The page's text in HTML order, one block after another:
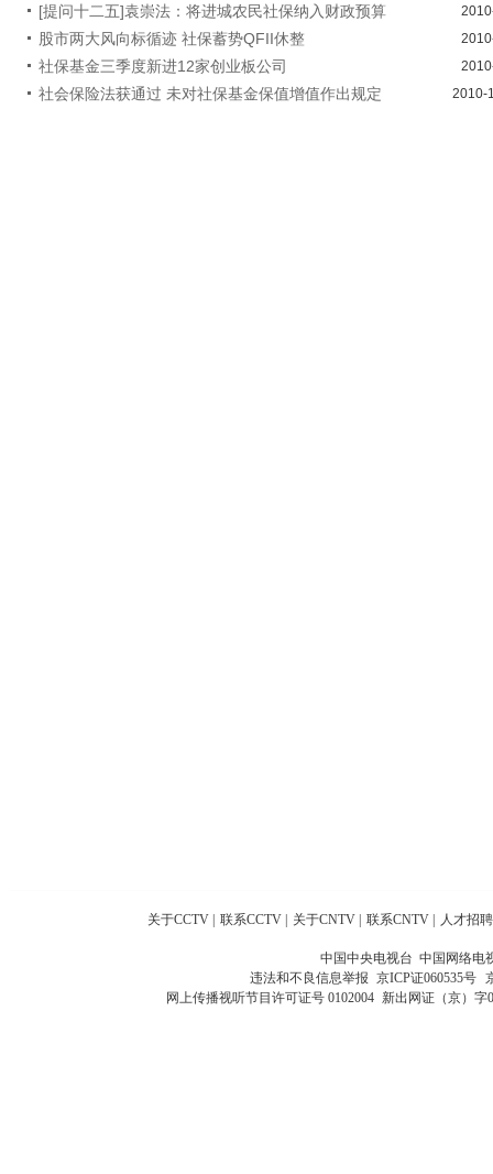
[提问十二五]袁崇法：将进城农民社保纳入财政预算
股市两大风向标循迹 社保蓄势QFII休整
社保基金三季度新进12家创业板公司
社会保险法获通过 未对社保基金保值增值作出规定 2010-
关于CCTV 联系CCTV 关于CNTV 联系CNTV 人才招聘
中国中央电视台 中国网络电
违法和不良信息举报 京ICP证060535号
网上传播视听节目许可证号 0102004 新出网证（京）